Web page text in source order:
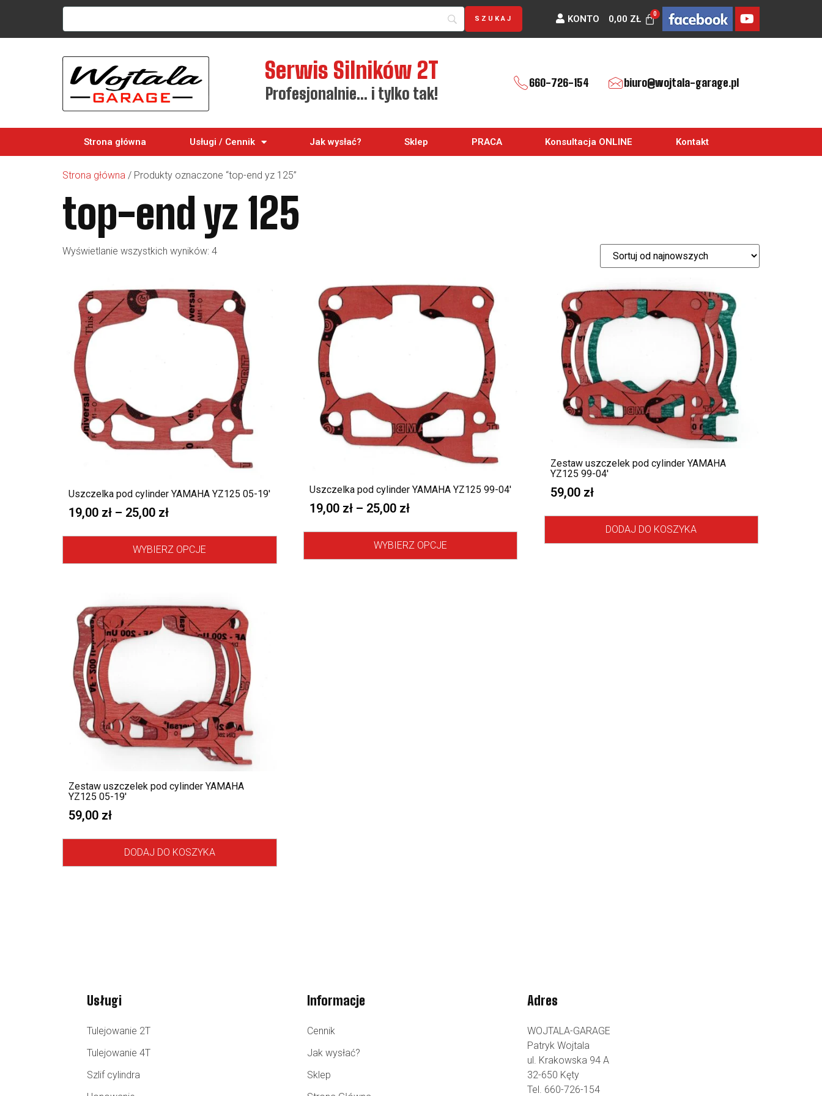
KONTO 0,00 ZŁ
Serwis Silników 2T
Profesjonalnie… i tylko tak!
660-726-154 biuro@wojtala-garage.pl
Strona główna Usługi / Cennik Jak wysłać? Sklep PRACA Konsultacja ONLINE Kontakt
Strona główna / Produkty oznaczone “top-end yz 125”
top-end yz 125
Wyświetlanie wszystkich wyników: 4
Uszczelka pod cylinder YAMAHA YZ125 05-19′
19,00 zł – 25,00 zł
WYBIERZ OPCJE
Uszczelka pod cylinder YAMAHA YZ125 99-04′
19,00 zł – 25,00 zł
WYBIERZ OPCJE
Zestaw uszczelek pod cylinder YAMAHA
YZ125 99-04′
59,00 zł
DODAJ DO KOSZYKA
Zestaw uszczelek pod cylinder YAMAHA
YZ125 05-19′
59,00 zł
DODAJ DO KOSZYKA
Usługi
Tulejowanie 2T
Tulejowanie 4T
Szlif cylindra
Informacje
Cennik
Jak wysłać?
Sklep
Adres
WOJTALA-GARAGE
Patryk Wojtala
ul. Krakowska 94 A
32-650 Kęty
Tel. 660-726-154